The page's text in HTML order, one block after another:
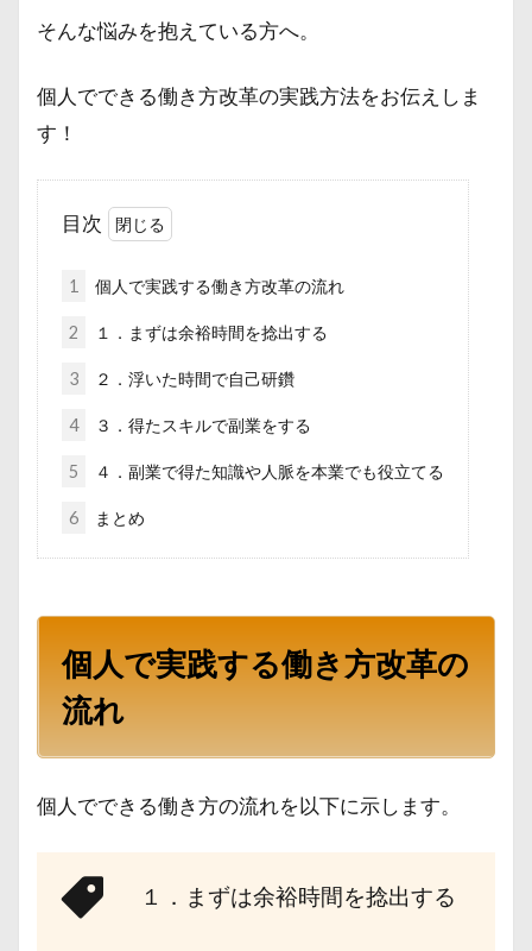
そんな悩みを抱えている方へ。
個人でできる働き方改革の実践方法をお伝えしま
す！
目次
1 個人で実践する働き方改革の流れ
2 １．まずは余裕時間を捻出する
3 ２．浮いた時間で自己研鑽
4 ３．得たスキルで副業をする
5 ４．副業で得た知識や人脈を本業でも役立てる
6 まとめ
個人で実践する働き方改革の
流れ
個人でできる働き方の流れを以下に示します。
１．まずは余裕時間を捻出する